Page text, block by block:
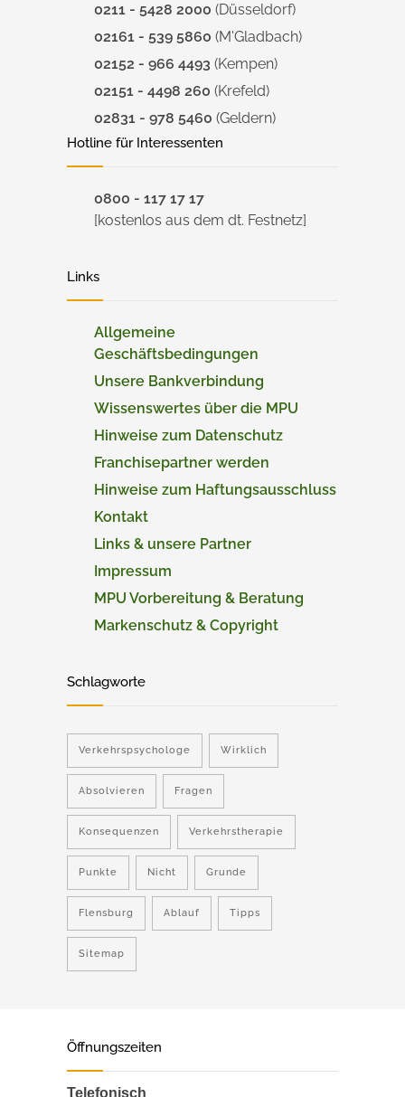
0211 - 5428 2000 (Düsseldorf)
02161 - 539 5860 (M'Gladbach)
02152 - 966 4493 (Kempen)
02151 - 4498 260 (Krefeld)
02831 - 978 5460 (Geldern)
Hotline für Interessenten
0800 - 117 17 17
[kostenlos aus dem dt. Festnetz]
Links
Allgemeine
Geschäftsbedingungen
Unsere Bankverbindung
Wissenswertes über die MPU
Hinweise zum Datenschutz
Franchisepartner werden
Hinweise zum Haftungsausschluss
Kontakt
Links & unsere Partner
Impressum
MPU Vorbereitung & Beratung
Markenschutz & Copyright
Schlagworte
Verkehrspsychologe Wirklich
Absolvieren Fragen
Konsequenzen Verkehrstherapie
Punkte Nicht Grunde
Flensburg Ablauf Tipps
Sitemap
Öffnungszeiten
Telefonisch